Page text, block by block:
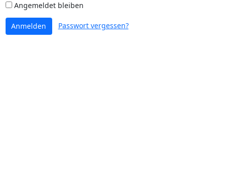
Angemeldet bleiben
Anmelden Passwort vergessen?